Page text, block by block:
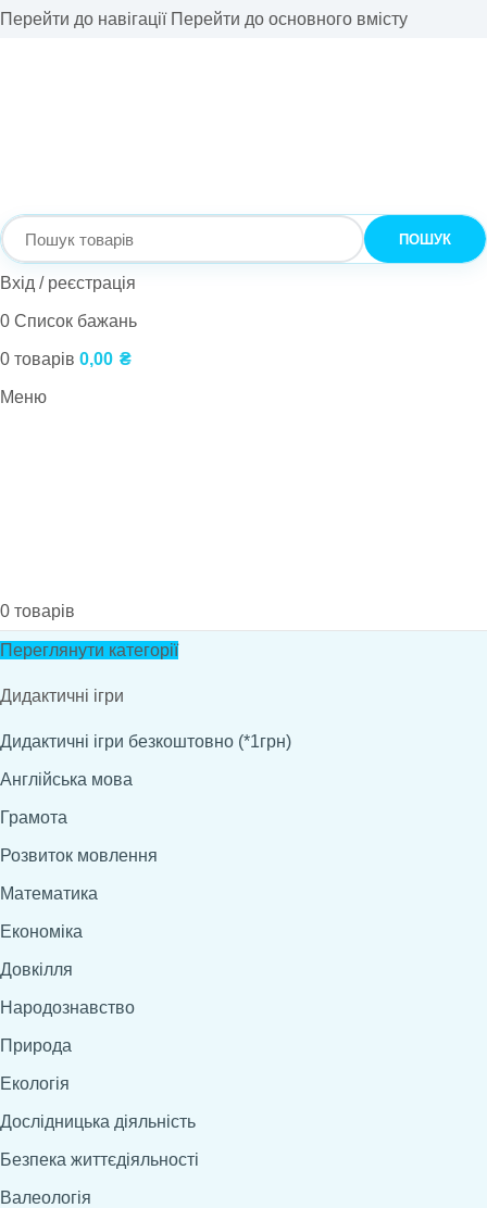
Перейти до навігації Перейти до основного вмісту
ПОШУК
Вхід / реєстрація
0 Список бажань
0 товарів 0,00 ₴
Меню
0 товарів
Переглянути категорії
Дидактичні ігри
Дидактичні ігри безкоштовно (*1грн)
Англійська мова
Грамота
Розвиток мовлення
Математика
Економіка
Довкілля
Народознавство
Природа
Екологія
Дослідницька діяльність
Безпека життєдіяльності
Валеологія